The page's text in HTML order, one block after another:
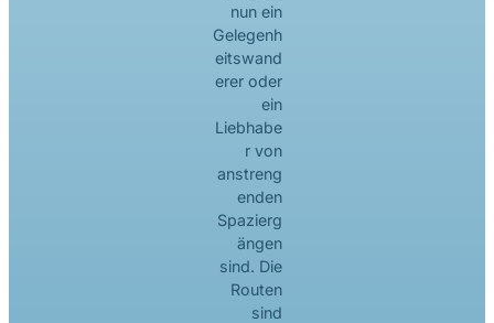
nun ein
Gelegenh
eitswand
erer oder
ein
Liebhabe
r von
anstreng
enden
Spazierg
ängen
sind. Die
Routen
sind